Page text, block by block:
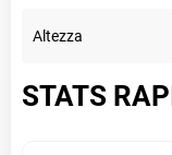
Altezza
STATS